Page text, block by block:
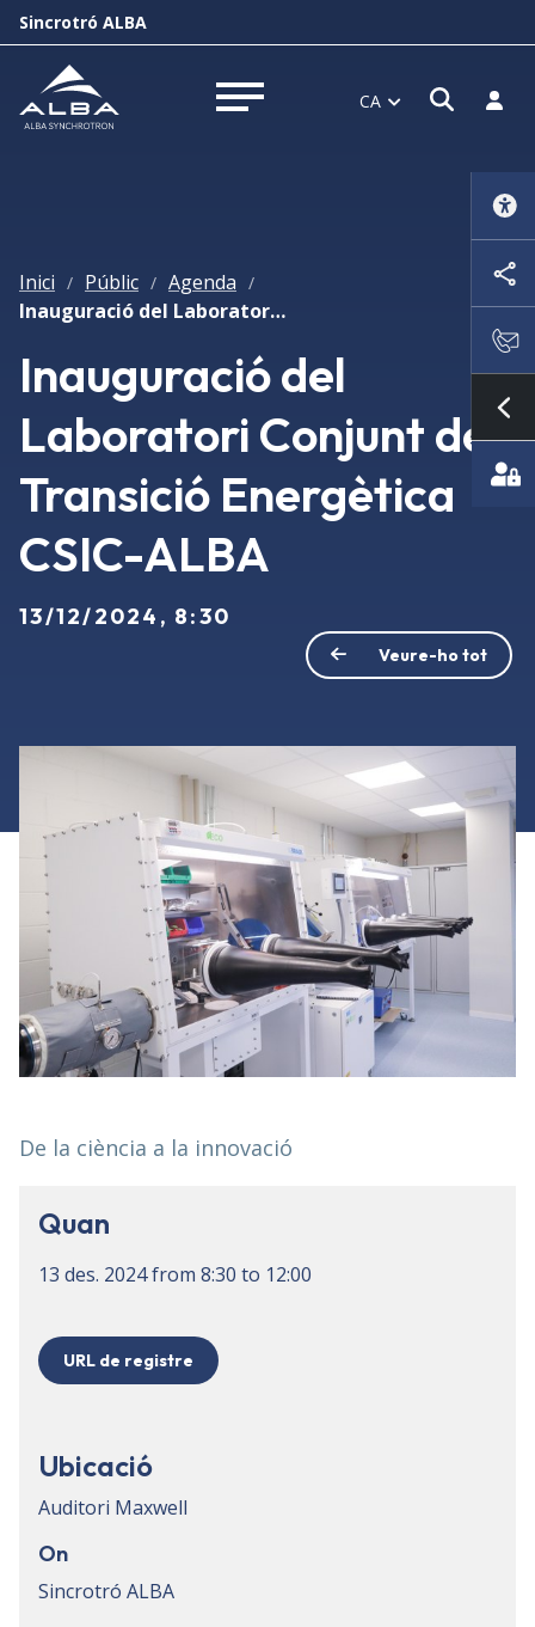
Sincrotró ALBA
Obrir menú CA Obrir
Inici / Públic / Agenda /
Inauguració del Laboratori Conjunt de Transició Energètica CSIC-ALBA
Inauguració del
Laboratori Conjunt de
Transició Energètica
CSIC-ALBA
13/12/2024, 8:30
Veure-ho tot
De la ciència a la innovació
Quan
13 des. 2024from 8:30 to 12:00
URL de registre
Ubicació
Auditori Maxwell
On
Sincrotró ALBA